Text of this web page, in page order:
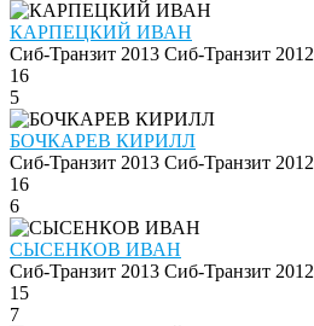
КАРПЕЦКИЙ ИВАН
Сиб-Транзит 2013 Сиб-Транзит 2012
16
5
БОЧКАРЕВ КИРИЛЛ
Сиб-Транзит 2013 Сиб-Транзит 2012
16
6
СЫСЕНКОВ ИВАН
Сиб-Транзит 2013 Сиб-Транзит 2012
15
7